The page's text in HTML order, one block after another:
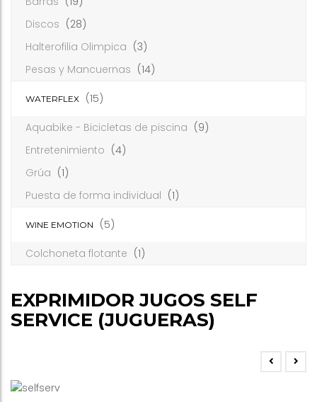
Discos (28)
Halterofilia Olimpica (3)
Pesas y Mancuernas (14)
WATERFLEX (15)
Aquabike - Bicicletas de piscina (9)
Entretenimiento (4)
Grúa (1)
Puesta de forma individual (1)
WINE EMOTION (5)
Colchoneta flotante (1)
EXPRIMIDOR JUGOS SELF
SERVICE (JUGUERAS)